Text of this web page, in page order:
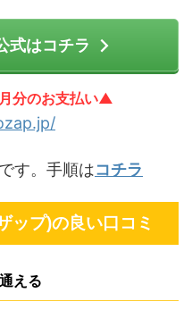
式はコチラ
分のお支払い▲
す。手順はコチラ
ップ)の良い口コミ
える